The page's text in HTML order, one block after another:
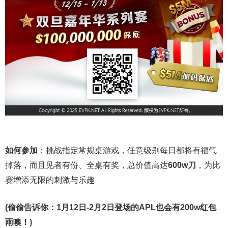
如何参加 ：挑战指定常规桌游戏，任意级别每日都将有福气
掉落，而且见者有份、全桌有奖，总价值高达600w刀 ，为比
赛增添无限的刺激与乐趣
(偷偷告诉你：1月12日-2月2日登场的APL也会有200w红包
雨噢！)